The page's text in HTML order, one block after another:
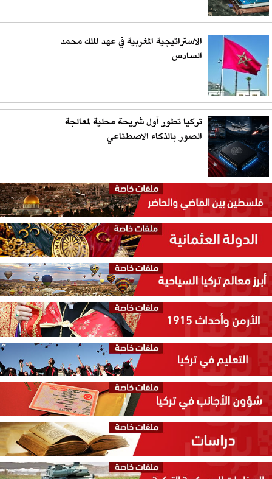
الاستراتيجية المغربية في عهد الملك محمد
السادس
تركيا تطور أول شريحة محلية لمعالجة
الصور بالذكاء الاصطناعي